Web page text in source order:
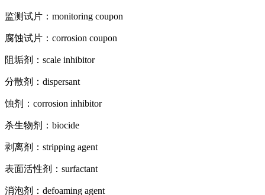
监测试片：monitoring coupon
腐蚀试片：corrosion coupon
阻垢剂：scale inhibitor
分散剂：dispersant
蚀剂：corrosion inhibitor
杀生物剂：biocide
剥离剂：stripping agent
表面活性剂：surfactant
消泡剂：defoaming agent